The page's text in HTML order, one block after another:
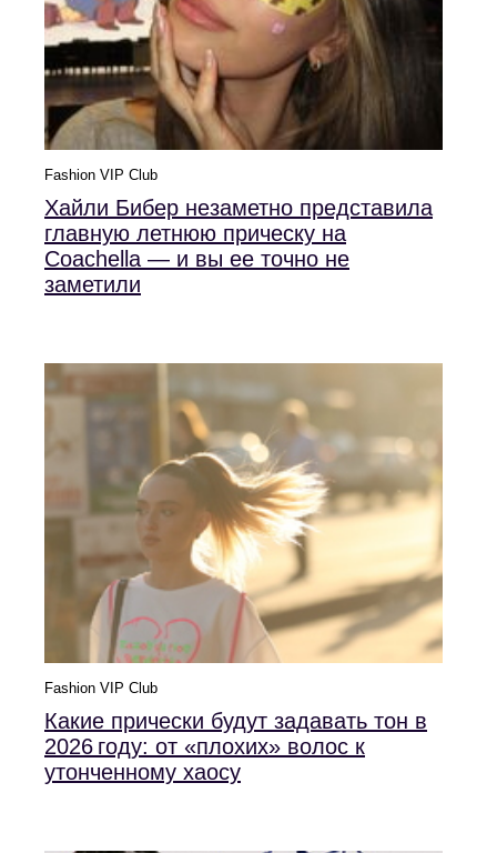
Fashion VIP Club
Хайли Бибер незаметно представила
главную летнюю прическу на
Coachella — и вы ее точно не
заметили
Fashion VIP Club
Какие прически будут задавать тон в
2026 году: от «плохих» волос к
утонченному хаосу